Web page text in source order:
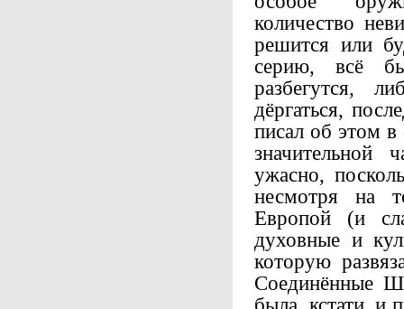
количество
решится или
серию, всё
разбегутся,
дёргаться,
писал об этом
значительной
ужасно,
несмотря на
Европой (и
духовные и
которую
Соединённые